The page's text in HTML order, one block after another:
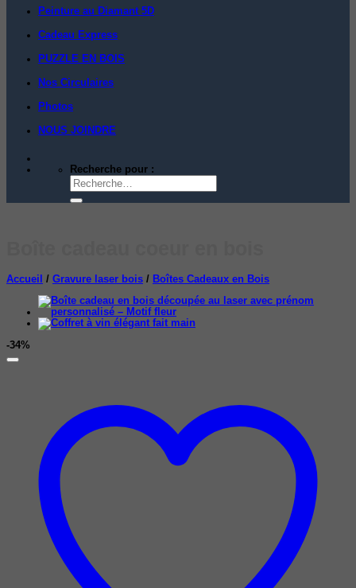
Peinture au Diamant 5D
Cadeau Express
PUZZLE EN BOIS
Nos Circulaires
Photos
NOUS JOINDRE
Recherche pour :
Accueil / Gravure laser bois / Boîtes Cadeaux en Bois
-34%